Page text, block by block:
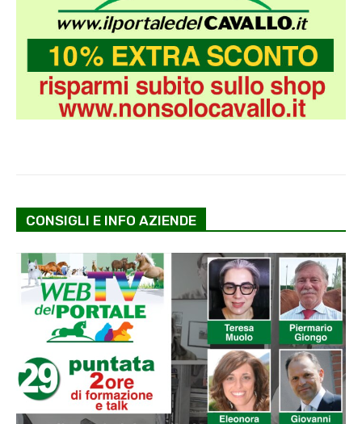
CONSIGLI E INFO AZIENDE